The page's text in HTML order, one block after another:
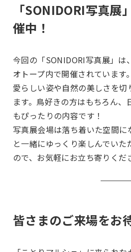
「SONIDORI写真
催中！
今回の「SONIDORI写真展」
オトープ内で開催されていま
愛らしい姿や自然の美しさを
ます。鳥好きの方はもちろん
もぴったりの内容です！
写真展会場は落ち着いた空間
と一緒にゆっくり楽しんでいた
ので、お気軽にお立ち寄りくだ
皆さまのご来場をお